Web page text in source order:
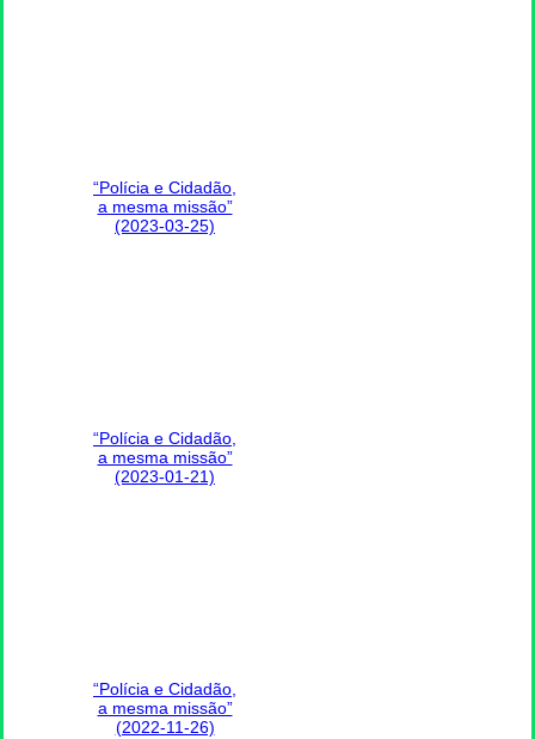
“Polícia e Cidadão,
a mesma missão”
(2023-03-25)
“Polícia e Cidadão,
a mesma missão”
(2023-01-21)
“Polícia e Cidadão,
a mesma missão”
(2022-11-26)